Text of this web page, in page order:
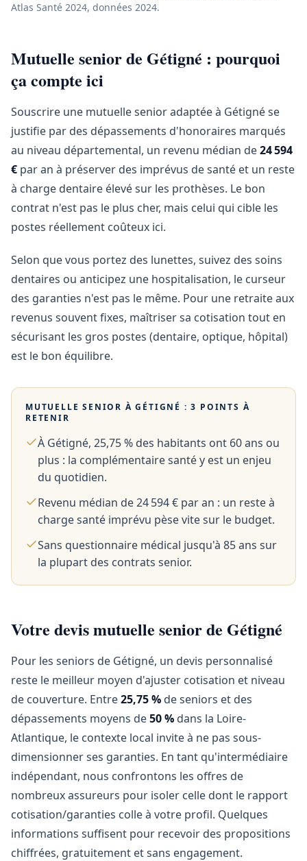
Atlas Santé 2024, données 2024.
Mutuelle senior de Gétigné : pourquoi
ça compte ici
Souscrire une mutuelle senior adaptée à Gétigné se
justifie par des dépassements d'honoraires marqués
au niveau départemental, un revenu médian de24 594
€ par an à préserver des imprévus de santé et un reste
à charge dentaire élevé sur les prothèses. Le bon
contrat n'est pas le plus cher, mais celui qui cible les
postes réellement coûteux ici.
Selon que vous portez des lunettes, suivez des soins
dentaires ou anticipez une hospitalisation, le curseur
des garanties n'est pas le même. Pour une retraite aux
revenus souvent fixes, maîtriser sa cotisation tout en
sécurisant les gros postes (dentaire, optique, hôpital)
est le bon équilibre.
MUTUELLE SENIOR ÀGÉTIGNÉ : 3 POINTS À
RETENIR
À Gétigné, 25,75 % des habitants ont 60 ans ou
plus : la complémentaire santé y est un enjeu
du quotidien.
Revenu médian de 24 594 € par an : un reste à
charge santé imprévu pèse vite sur le budget.
Sans questionnaire médical jusqu'à 85 ans sur
la plupart des contrats senior.
Votre devis mutuelle senior de Gétigné
Pour les seniors de Gétigné, un devis personnalisé
reste le meilleur moyen d'ajuster cotisation et niveau
de couverture. Entre25,75 % de seniors et des
dépassements moyens de50 % dans la Loire-
Atlantique, le contexte local invite à ne pas sous-
dimensionner ses garanties. En tant qu'intermédiaire
indépendant, nous confrontons les offres de
nombreux assureurs pour isoler celle dont le rapport
cotisation/garanties colle à votre profil. Quelques
informations suffisent pour recevoir des propositions
chiffrées, gratuitement et sans engagement.